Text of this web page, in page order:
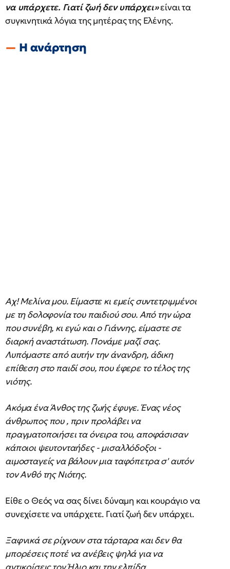
να υπάρχετε. Γιατί ζωή δεν υπάρχει»είναι τα
συγκινητικά λόγια της μητέρας της Ελένης.
Η ανάρτηση
Αχ! Μελίνα μου. Είμαστε κι εμείς συντετριμμένοι
με τη δολοφονία του παιδιού σου. Από την ώρα
που συνέβη, κι εγώ και ο Γιάννης, είμαστε σε
διαρκή αναστάτωση. Πονάμε μαζί σας.
Λυπόμαστε από αυτήν την άνανδρη, άδικη
επίθεση στο παιδί σου, που έφερε το τέλος της
νιότης.
Ακόμα ένα Άνθος της ζωής έφυγε. Ένας νέος
άνθρωπος που , πριν προλάβει να
πραγματοποιήσει τα όνειρα του, αποφάσισαν
κάποιοι ψευτονταήδες - μισαλλόδοξοι -
αιμοσταγείς να βάλουν μια ταφόπετρα σ' αυτόν
τον Ανθό της Νιότης.
Είθε ο Θεός να σας δίνει δύναμη και κουράγιο να
συνεχίσετε να υπάρχετε. Γιατί ζωή δεν υπάρχει.
Ξαφνικά σε ρίχνουν στα τάρταρα και δεν θα
μπορέσεις ποτέ να ανέβεις ψηλά για να